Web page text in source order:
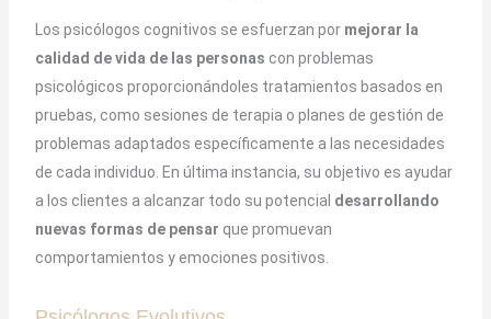
Los psicólogos cognitivos se esfuerzan por mejorar la
calidad de vida de las personas con problemas
psicológicos proporcionándoles tratamientos basados en
pruebas, como sesiones de terapia o planes de gestión de
problemas adaptados específicamente a las necesidades
de cada individuo. En última instancia, su objetivo es ayudar
a los clientes a alcanzar todo su potencial desarrollando
nuevas formas de pensar que promuevan
comportamientos y emociones positivos.